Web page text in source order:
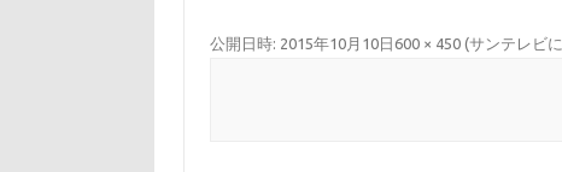
公開日時: 2015年10月10日 600 × 450(サンテレビ